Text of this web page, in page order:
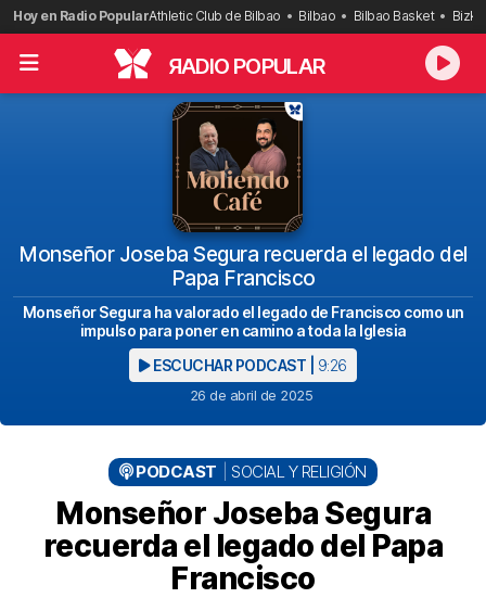
Saltar
al
contenido
Hoy en Radio PopularAthletic Club de Bilbao Bilbao Bilbao Basket
RADIO POPULAR
Monseñor Joseba Segura recuerda el legado del
Papa Francisco
Monseñor Segura ha valorado el legado de Francisco como un
impulso para poner en camino a toda la Iglesia
ESCUCHAR PODCAST | 9:26
26 de abril de 2025
PODCAST SOCIAL Y RELIGIÓN
Monseñor Joseba Segura
recuerda el legado del Papa
Francisco